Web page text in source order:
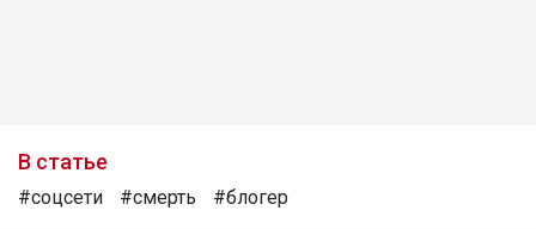
В статье
#соцсети #смерть #блогер